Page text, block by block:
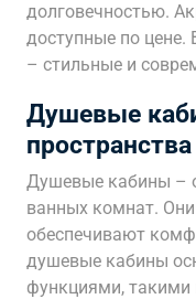
долговечностью.
доступные по цене.
– стильные и
Душевые
Душевые кабины –
ванных комнат.
обеспечивают
душевые кабины
функциями, такими